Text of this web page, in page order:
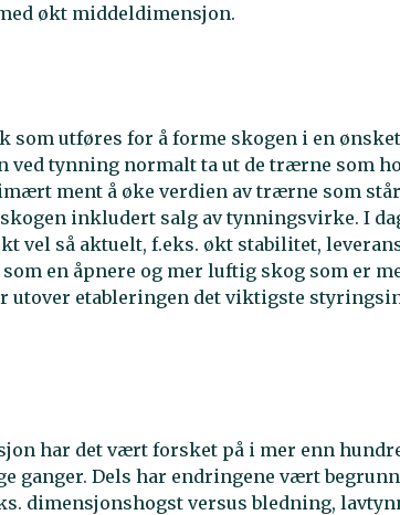
økt middeldimensjon.
utføres for å forme skogen i en
tynning normalt ta ut de trærne som
ment å øke verdien av trærne som
inkludert salg av tynningsvirke. I
vel så aktuelt, f.eks. økt stabilitet,
en åpnere og mer luftig skog som er
etableringen det viktigste
har det vært forsket på i mer enn
ganger. Dels har endringene vært
dimensjonshogst versus bledning,